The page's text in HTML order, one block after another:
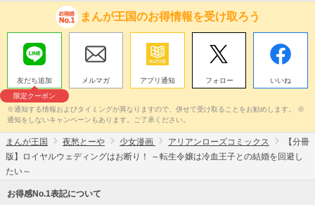
まんが王国のお得情報を受け取ろう
友だち追加
限定クーポン
メルマガ アプリ通知 フォロー いいね
※通知する情報およびタイミングが異なりますので、併せて受け取ることをお勧めします。 ※
通知をしないキャンペーンもあります。ご了承ください。
まんが王国 夜愁とーや 少女漫画 アリアンローズコミックス
【分冊
版】ロイヤルウェディングはお断り！ ～転生令嬢は冷血王子との結婚を回避し
たい～
お得感No.1表記について